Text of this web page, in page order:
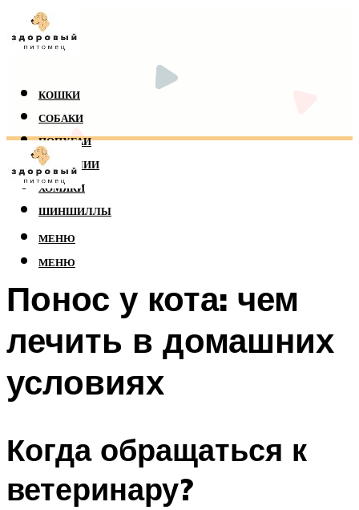
КОШКИ
СОБАКИ
ПОПУГАИ
РЕПТИЛИИ
ХОМЯКИ
ШИНШИЛЛЫ
МЕНЮ
МЕНЮ
Понос у кота: чем
лечить в домашних
условиях
Когда обращаться к
ветеринару?